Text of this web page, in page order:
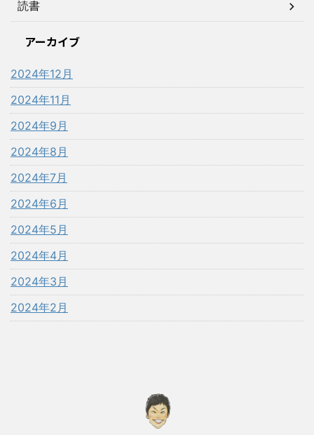
読書
アーカイブ
2024年12月
2024年11月
2024年9月
2024年8月
2024年7月
2024年6月
2024年5月
2024年4月
2024年3月
2024年2月